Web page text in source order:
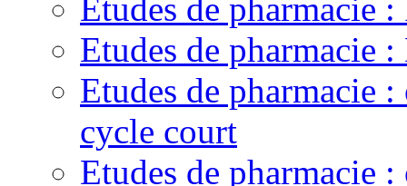
Etudes de pharmacie :
Etudes de pharmacie
Etudes de pharmacie
cycle court
Etudes de pharmacie